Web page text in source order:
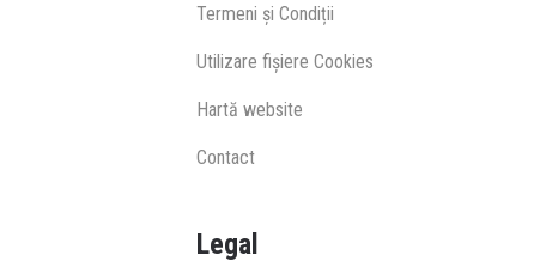
Termeni și Condiții
Utilizare fișiere Cookies
Hartă website
Contact
Legal